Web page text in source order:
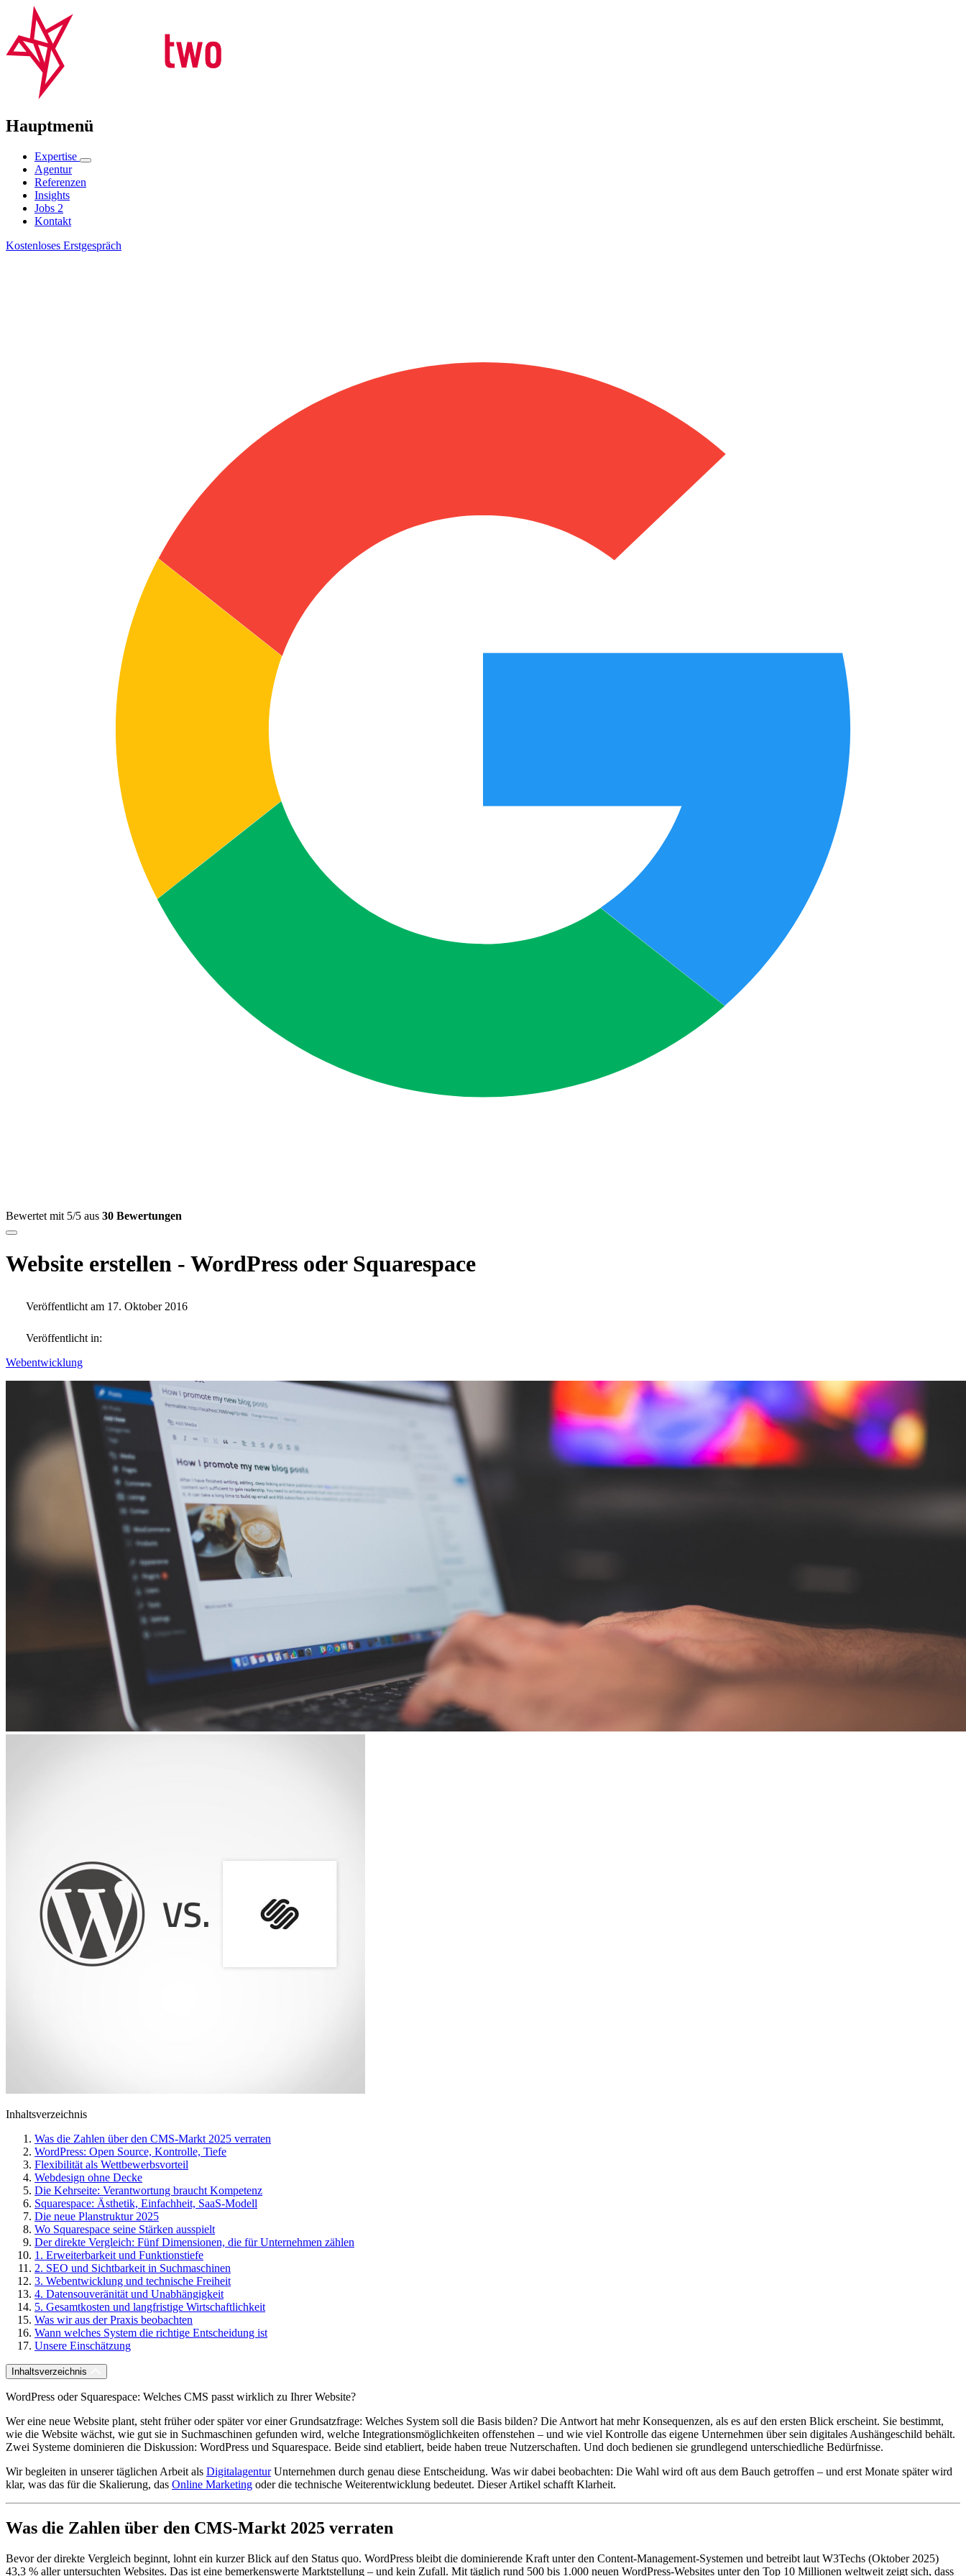
Hauptmenü
Expertise
Agentur
Referenzen
Insights
Jobs 2
Kontakt
Kostenloses Erstgespräch
Bewertet mit 5/5 aus 30 Bewertungen
Website erstellen - WordPress oder Squarespace
Veröffentlicht am 17. Oktober 2016
Veröffentlicht in:
Webentwicklung
Inhaltsverzeichnis
Was die Zahlen über den CMS-Markt 2025 verraten
WordPress: Open Source, Kontrolle, Tiefe
Flexibilität als Wettbewerbsvorteil
Webdesign ohne Decke
Die Kehrseite: Verantwortung braucht Kompetenz
Squarespace: Ästhetik, Einfachheit, SaaS-Modell
Die neue Planstruktur 2025
Wo Squarespace seine Stärken ausspielt
Der direkte Vergleich: Fünf Dimensionen, die für Unternehmen zählen
1. Erweiterbarkeit und Funktionstiefe
2. SEO und Sichtbarkeit in Suchmaschinen
3. Webentwicklung und technische Freiheit
4. Datensouveränität und Unabhängigkeit
5. Gesamtkosten und langfristige Wirtschaftlichkeit
Was wir aus der Praxis beobachten
Wann welches System die richtige Entscheidung ist
Unsere Einschätzung
Inhaltsverzeichnis
WordPress oder Squarespace: Welches CMS passt wirklich zu Ihrer Website?
Wer eine neue Website plant, steht früher oder später vor einer Grundsatzfrage: Welches System soll die Basis bilden? Die Antwort hat mehr Konsequenzen, als es auf den ersten Blick erscheint. Sie bestimmt,
wie die Website wächst, wie gut sie in Suchmaschinen gefunden wird, welche Integrationsmöglichkeiten offenstehen – und wie viel Kontrolle das eigene Unternehmen über sein digitales Aushängeschild behält.
Zwei Systeme dominieren die Diskussion: WordPress und Squarespace. Beide sind etabliert, beide haben treue Nutzerschaften. Und doch bedienen sie grundlegend unterschiedliche Bedürfnisse.
Wir begleiten in unserer täglichen Arbeit als DigitalagenturUnternehmen durch genau diese Entscheidung. Was wir dabei beobachten: Die Wahl wird oft aus dem Bauch getroffen – und erst Monate später wird
klar, was das für die Skalierung, das Online Marketing oder die technische Weiterentwicklung bedeutet. Dieser Artikel schafft Klarheit.
Was die Zahlen über den CMS-Markt 2025 verraten
Bevor der direkte Vergleich beginnt, lohnt ein kurzer Blick auf den Status quo. WordPress bleibt die dominierende Kraft unter den Content-Management-Systemen und betreibt laut W3Techs (Oktober 2025)
43,3 % aller untersuchten Websites. Das ist eine bemerkenswerte Marktstellung – und kein Zufall. Mit täglich rund 500 bis 1.000 neuen WordPress-Websites unter den Top 10 Millionen weltweit zeigt sich, dass